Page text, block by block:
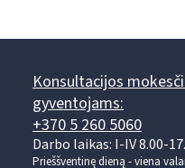
Konsultacijos
gyventojams:
+370 5 260 5060
Darbo laikas: I-IV 8.00-
Prieššventinę dieną - viena